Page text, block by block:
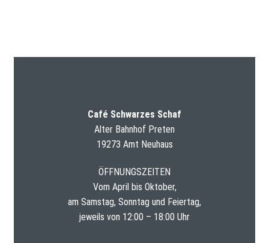
Café Schwarzes Schaf
Alter Bahnhof Preten
19273 Amt Neuhaus
ÖFFNUNGSZEITEN
Vom April bis Oktober,
am Samstag, Sonntag und Feiertag,
jeweils von 12:00 – 18:00 Uhr